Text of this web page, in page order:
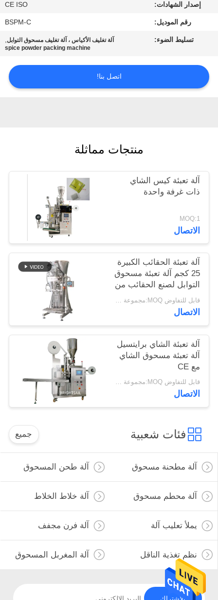
مراقبة
الجودة
اتصل
بنا
خريطة
الموقع
PRIVACY
POLICY
إصدار الشهادات: CE ISO
رقم الموديل: BSPM-C
تسليط الضوء: آلة تغليف الأكياس ، آلة تغليف مسحوق التوابل,
spice powder packing machine
اتصل بنا!
منتجات مماثلة
آلة تعبئة كيس الشاي
ذات غرفة واحدة
MOQ:1
الاتصال
آلة تعبئة الحقائب الكبيرة
25 كجم آلة تعبئة مسحوق
التوابل لصنع الحقائب من
برايتسيل
قابل للتفاوض MOQ:مجموعة واحدة
الاتصال
آلة تعبئة الشاي برايتسيل
آلة تعبئة مسحوق الشاي
مع CE
قابل للتفاوض MOQ:مجموعة واحدة
الاتصال
فئات شعبية جميع
آلة مطحنة مسحوق آلة طحن المسحوق
آلة محطم مسحوق آلة خلاط الخلاط
يملأ تعليب آلة آلة فرن مجفف
نظم تغذية الناقل آلة المغربل المسحوق
الاشتراك